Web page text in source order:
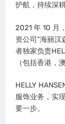
护航，持续深
2021 年 10 月
资公司“海丽汉
者独家负责
（包括香港，
HELLY
服饰业务，实
要一步。